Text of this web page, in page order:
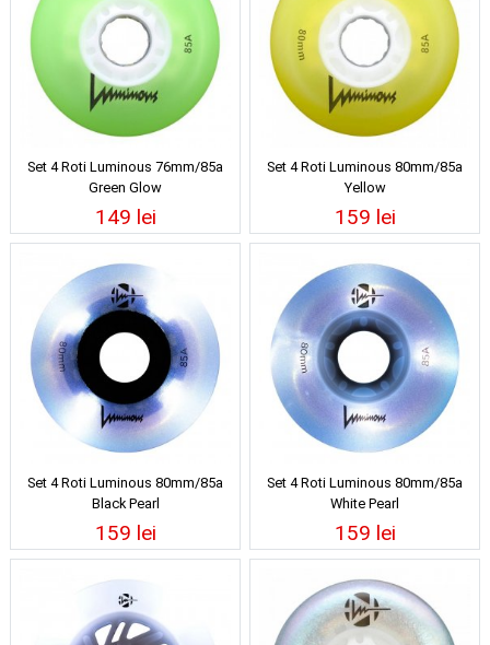
Set 4 Roti Luminous 76mm/85a
Green Glow
149 lei
Set 4 Roti Luminous 80mm/85a
Yellow
159 lei
Set 4 Roti Luminous 80mm/85a
Black Pearl
159 lei
Set 4 Roti Luminous 80mm/85a
White Pearl
159 lei